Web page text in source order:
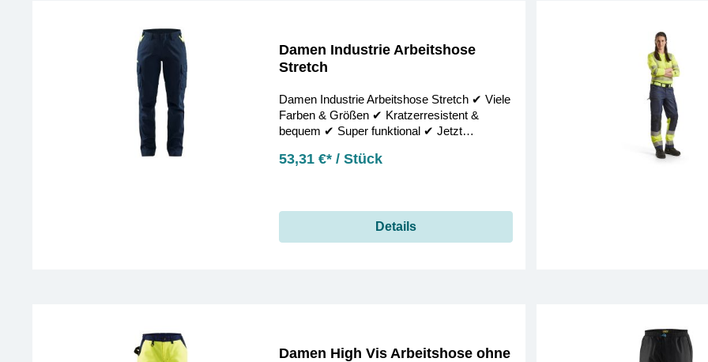
Damen Industrie Arbeitshose
Stretch
Damen Industrie Arbeitshose Stretch ✔︎ Viele
Farben & Größen ✔︎ Kratzerresistent &
bequem ✔︎ Super funktional ✔︎ Jetzt
53,31 €* / Stück
Details
Damen High Vis Arbeitshose ohne